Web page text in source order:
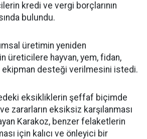
kredi ve vergi borçlarının
bulundu.
üretimin yeniden
üreticilere hayvan, yem, fidan,
ekipman desteği verilmesini istedi.
eksikliklerin şeffaf biçimde
zararların eksiksiz karşılanması
Karakoz, benzer felaketlerin
için kalıcı ve önleyici bir